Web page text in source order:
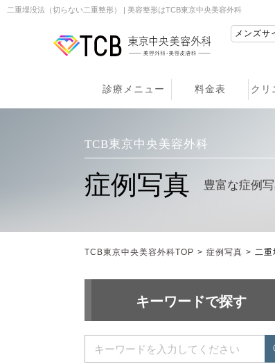
二重埋没法（切らない二重整形） | 美容整形はTCB東京中央美容外科
メンズサ
診療メニュー 料金表 クリ
TCB東京中央美容外科
症例写真 豊富な症例写
TCB東京中央美容外科TOP > 症例写真 > 二重
キーワードで探す